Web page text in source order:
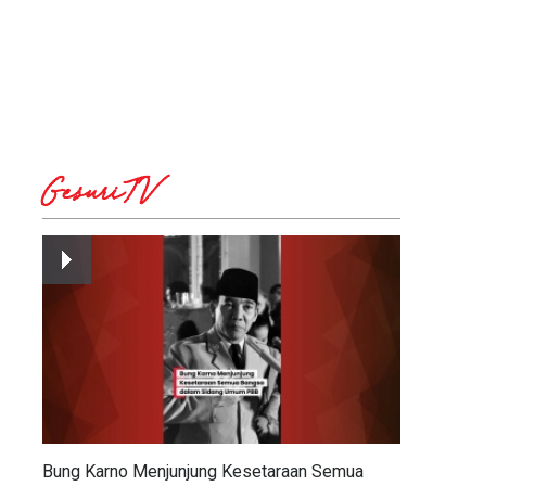
GesuriTV
Bung Karno Menjunjung Kesetaraan Semua